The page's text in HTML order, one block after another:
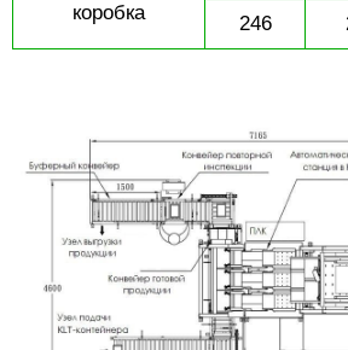
коробка
246